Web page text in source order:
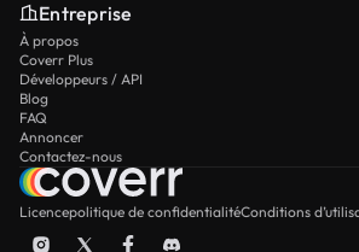
Entreprise
À propos
Coverr Plus
Développeurs / API
Blog
FAQ
Annoncer
Contactez-nous
Licencepolitique de confidentialitéConditions